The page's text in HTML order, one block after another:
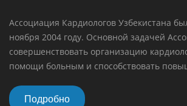
Ассоциация Кардиологов Узбекистана
ноября 2004 году. Основной задачей
совершенствовать организацию
помощи больным и способствовать
Подробно